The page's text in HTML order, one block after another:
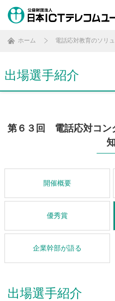
ホーム 電話応対教育のソリ
出場選手紹介
第６３回 電話応対コ
知
開催概要
優秀賞
企業幹部が語る
出場選手紹介